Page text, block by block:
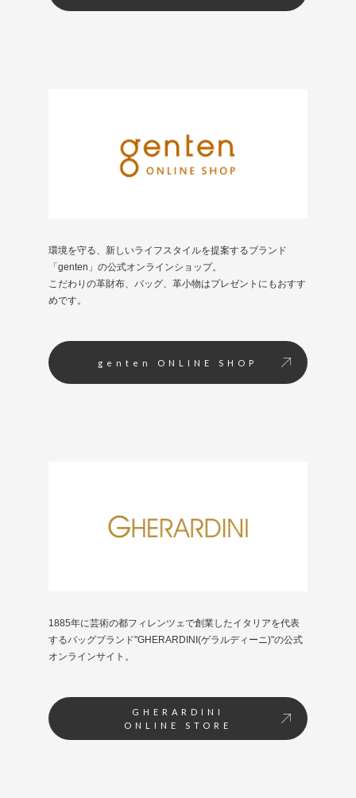
環境を守る、新しいライフスタイルを提案するブランド
「genten」の公式オンラインショップ。
こだわりの革財布、バッグ、革小物はプレゼントにもおすす
めです。
genten ONLINE SHOP
1885年に芸術の都フィレンツェで創業したイタリアを代表
するバッグブランド"GHERARDINI(ゲラルディーニ)"の公式
オンラインサイト。
GHERARDINI
ONLINE STORE